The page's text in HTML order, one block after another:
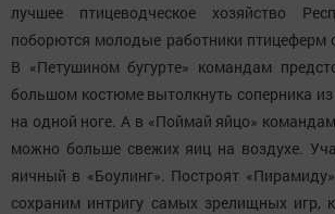
лучшее птицеводческое хозяйство
поборются молодые работники птицеферм
В «Петушином бугурте» командам
большом костюме вытолкнуть соперника
на одной ноге. А в «Поймай яйцо»
можно больше свежих яиц на воздухе.
яичный в «Боулинг». Построят
сохраним интригу самых зрелищных игр,